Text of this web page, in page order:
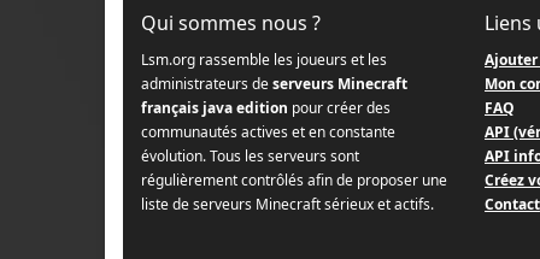
Qui sommes nous ?
Lsm.org rassemble les joueurs et les
administrateurs deserveurs Minecraft
français java edition pour créer des
communautés actives et en constante
évolution. Tous les serveurs sont
régulièrement contrôlés afin de proposer une
liste de serveurs Minecraft sérieux et actifs.
Liens
Mon
FAQ
API
API
Créez
Contact